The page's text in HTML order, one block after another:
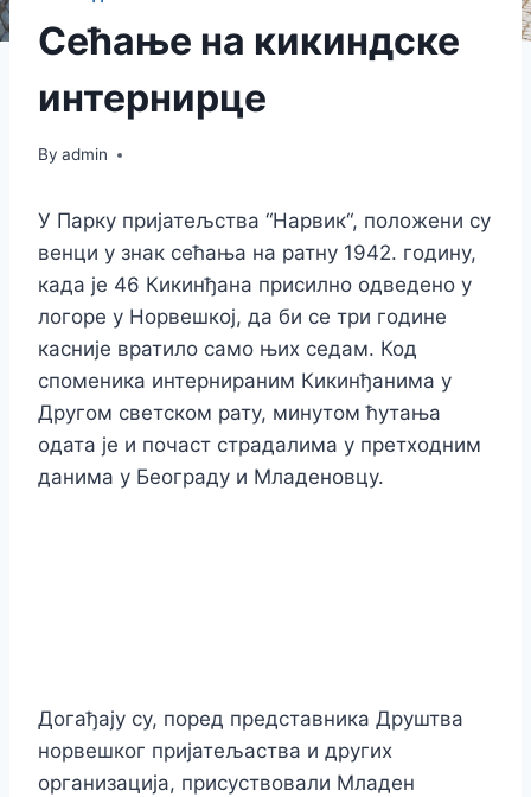
Сећање на кикиндске
интернирце
By admin
У Парку пријатељства “Нарвик“, положени су
венци у знак сећања на ратну 1942. годину,
када је 46 Кикинђана присилно одведено у
логоре у Норвешкој, да би се три године
касније вратило само њих седам. Код
споменика интернираним Кикинђанима у
Другом светском рату, минутом ћутања
одата је и почаст страдалима у претходним
данима у Београду и Младеновцу.
Догађају су, поред представника Друштва
норвешког пријатељаства и других
организација, присуствовали Младен